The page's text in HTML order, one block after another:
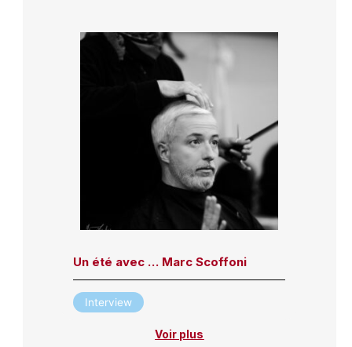
Un été avec … Marc Scoffoni
Interview
Voir plus